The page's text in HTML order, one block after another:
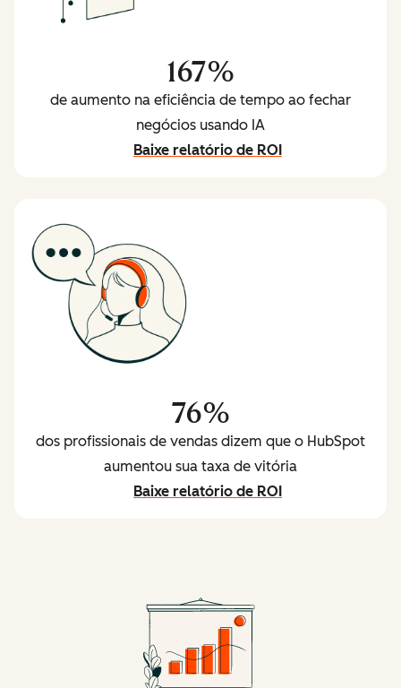
167%
de aumento na eficiência de tempo ao fechar
negócios usando IA
Baixe relatório de ROI
76%
dos profissionais de vendas dizem que o HubSpot
aumentou sua taxa de vitória
Baixe relatório de ROI